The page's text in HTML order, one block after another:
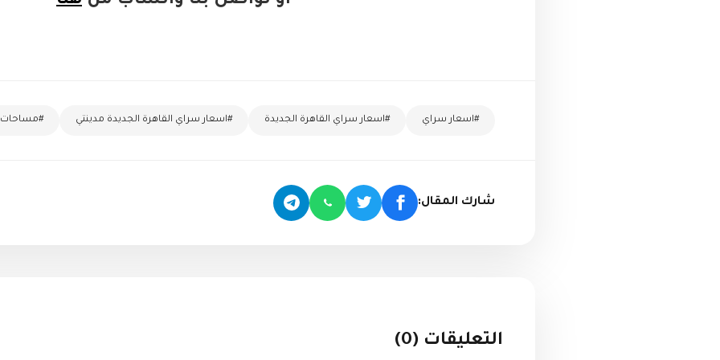
#اسعار سراي #اسعار سراي القاهرة الجديدة #اسعار سراي القاهرة الجديدة مدينتي
شارك المقال:
التعليقات (0)